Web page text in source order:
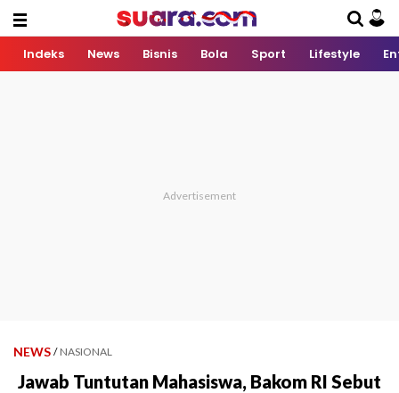
Indeks News Bisnis Bola Sport Lifestyle
NEWS / NASIONAL
Jawab Tuntutan Mahasiswa, Bakom RI Sebut